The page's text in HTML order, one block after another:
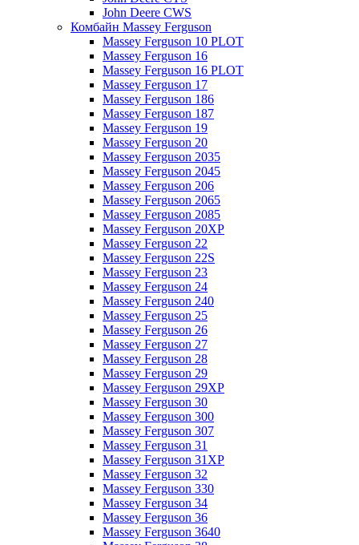
John Deere CWS
Комбайн Massey Ferguson
Massey Ferguson 10 PLOT
Massey Ferguson 16
Massey Ferguson 16 PLOT
Massey Ferguson 17
Massey Ferguson 186
Massey Ferguson 187
Massey Ferguson 19
Massey Ferguson 20
Massey Ferguson 2035
Massey Ferguson 2045
Massey Ferguson 206
Massey Ferguson 2065
Massey Ferguson 2085
Massey Ferguson 20XP
Massey Ferguson 22
Massey Ferguson 22S
Massey Ferguson 23
Massey Ferguson 24
Massey Ferguson 240
Massey Ferguson 25
Massey Ferguson 26
Massey Ferguson 27
Massey Ferguson 28
Massey Ferguson 29
Massey Ferguson 29XP
Massey Ferguson 30
Massey Ferguson 300
Massey Ferguson 307
Massey Ferguson 31
Massey Ferguson 31XP
Massey Ferguson 32
Massey Ferguson 330
Massey Ferguson 34
Massey Ferguson 36
Massey Ferguson 3640